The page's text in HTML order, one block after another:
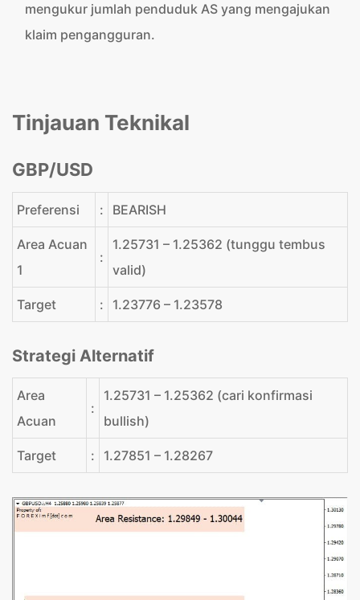
mengukur jumlah penduduk AS yang mengajukan
klaim pengangguran.
Tinjauan Teknikal
GBP/USD
Preferensi : BEARISH
Area Acuan
1
:
1.25731 – 1.25362 (tunggu tembus
valid)
Target : 1.23776 – 1.23578
Strategi Alternatif
Area
Acuan
:
1.25731 – 1.25362 (cari konfirmasi
bullish)
Target : 1.27851 – 1.28267